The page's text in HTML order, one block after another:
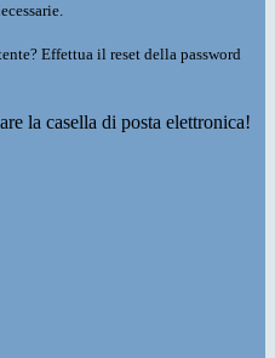
Effettua il reset della password
la casella di posta elettronica!